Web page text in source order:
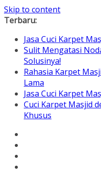
Skip to content
Terbaru:
Jasa Cuci Karpet
Sulit Mengatasi
Solusinya!
Rahasia Karpet
Lama
Jasa Cuci Karpet
Cuci Karpet Masjid
Khusus